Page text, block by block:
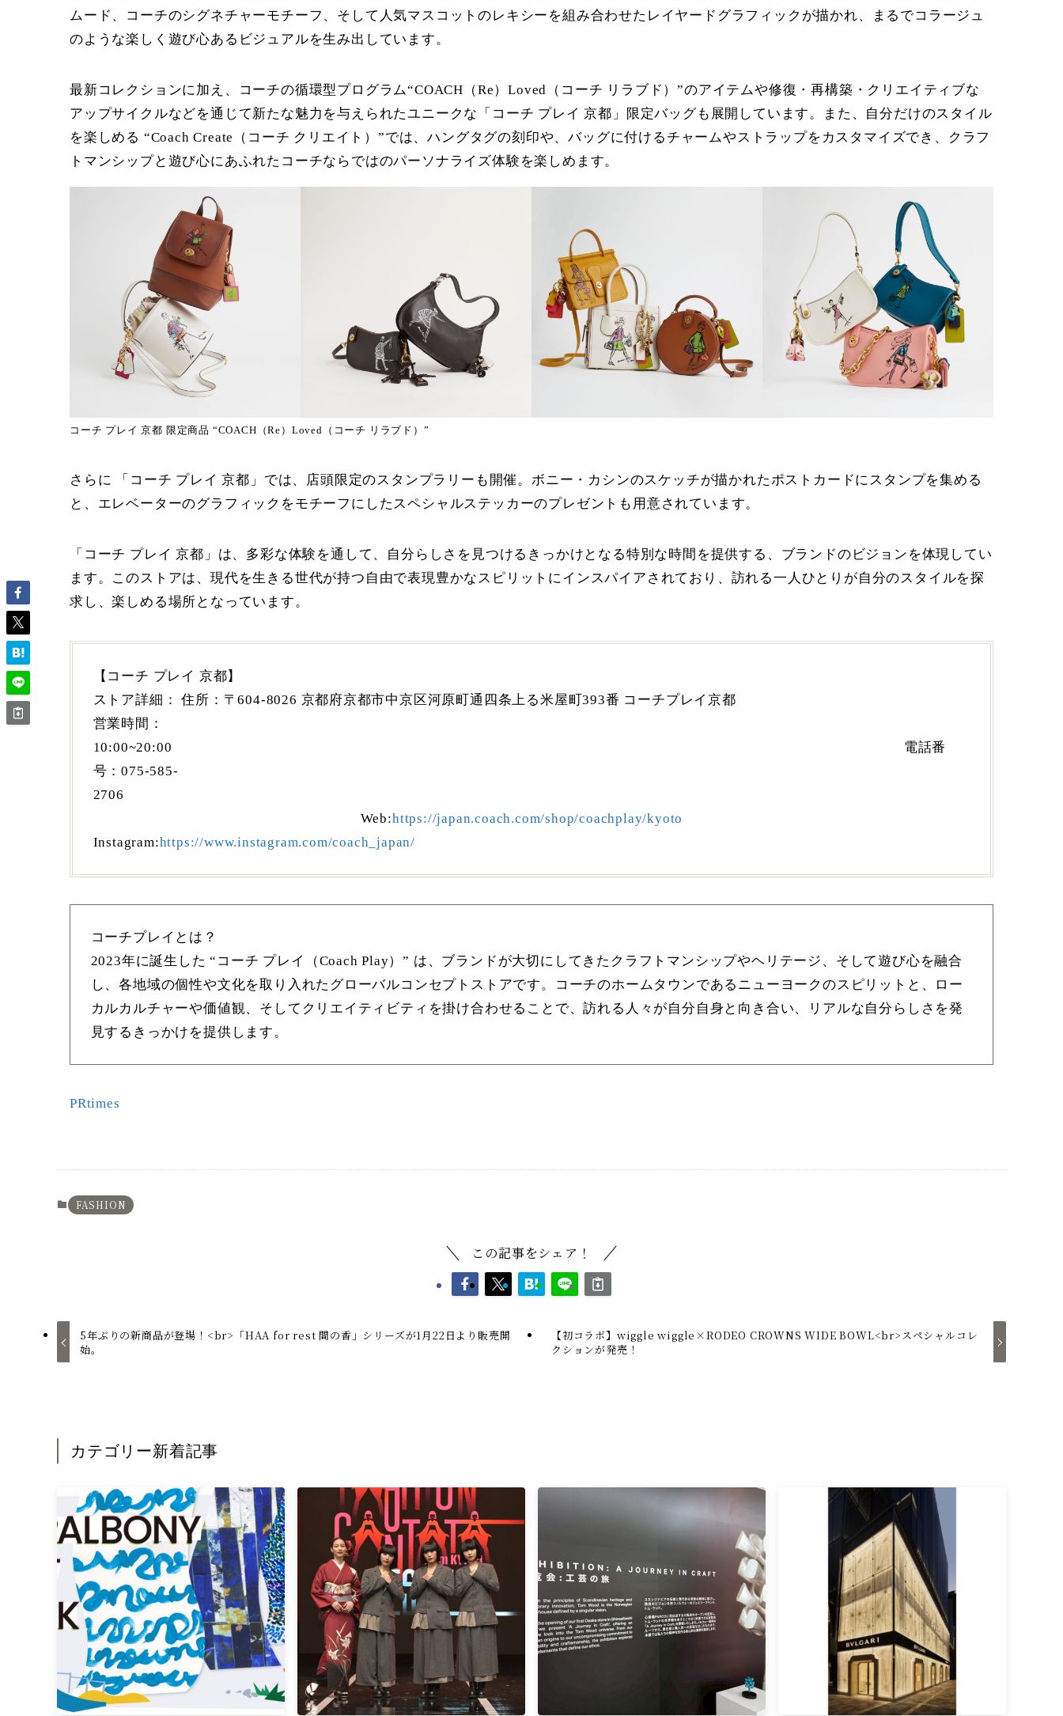
ムード、コーチのシグネチャーモチーフ、そして人気マスコットのレキシーを組み合わせたレイヤードグラフィックが描かれ、まるでコラージュ
のような楽しく遊び心あるビジュアルを生み出しています。
最新コレクションに加え、コーチの循環型プログラム“COACH（Re）Loved（コーチ リラブド）”のアイテムや修復・再構築・クリエイティブな
アップサイクルなどを通じて新たな魅力を与えられたユニークな「コーチ プレイ 京都」限定バッグも展開しています。また、自分だけのスタイル
を楽しめる “Coach Create（コーチ クリエイト）”では、ハングタグの刻印や、バッグに付けるチャームやストラップをカスタマイズでき、クラフ
トマンシップと遊び心にあふれたコーチならではのパーソナライズ体験を楽しめます。
コーチ プレイ 京都 限定商品 “COACH（Re）Loved（コーチ リラブド）”
さらに 「コーチ プレイ 京都」では、店頭限定のスタンプラリーも開催。ボニー・カシンのスケッチが描かれたポストカードにスタンプを集める
と、エレベーターのグラフィックをモチーフにしたスペシャルステッカーのプレゼントも用意されています。
「コーチ プレイ 京都」は、多彩な体験を通して、自分らしさを見つけるきっかけとなる特別な時間を提供する、ブランドのビジョンを体現してい
ます。このストアは、現代を生きる世代が持つ自由で表現豊かなスピリットにインスパイアされており、訪れる一人ひとりが自分のスタイルを探
求し、楽しめる場所となっています。
【コーチ プレイ 京都】
ストア詳細： 住所：〒604-8026 京都府京都市中京区河原町通四条上る米屋町393番 コーチプレイ京都
営業時間：
10:00~20:00 電話番
号：075-585-
2706
Web:https://japan.coach.com/shop/coachplay/kyoto
Instagram:https://www.instagram.com/coach_japan/
コーチプレイとは？
2023年に誕生した “コーチ プレイ（Coach Play）” は、ブランドが大切にしてきたクラフトマンシップやヘリテージ、そして遊び心を融合
し、各地域の個性や文化を取り入れたグローバルコンセプトストアです。コーチのホームタウンであるニューヨークのスピリットと、ロー
カルカルチャーや価値観、そしてクリエイティビティを掛け合わせることで、訪れる人々が自分自身と向き合い、リアルな自分らしさを発
見するきっかけを提供します。
PRtimes
FASHION
この記事をシェア！
5年ぶりの新商品が登場！<br>「HAA for rest 間の香」シリーズが1月22日より販売開
始。
【初コラボ】wiggle wiggle×RODEO CROWNS WIDE BOWL<br>スペシャルコレ
クションが発売！
カテゴリー新着記事